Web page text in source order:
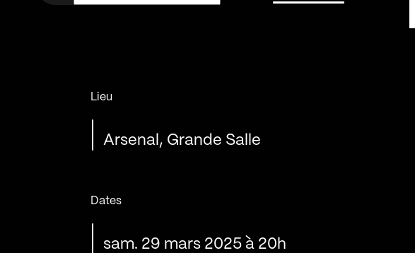
Lieu
Arsenal, Grande Salle
Dates
sam. 29 mars 2025 à 20h